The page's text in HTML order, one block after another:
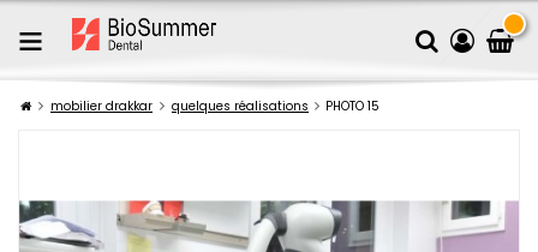
mobilier drakkar quelques réalisations PHOTO 15